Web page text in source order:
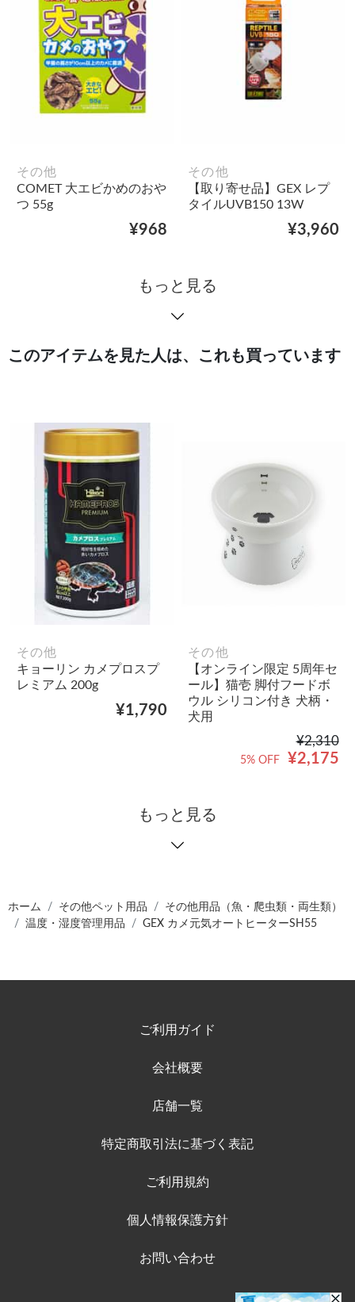
その他
COMET 大エビかめのおや
つ 55g
¥968
その他
【取り寄せ品】GEX レプ
タイルUVB150 13W
¥3,960
もっと見る
このアイテムを見た人は、これも買っています
その他
キョーリン カメプロスプ
レミアム 200g
¥1,790
その他
【オンライン限定 5周年セ
ール】猫壱 脚付フードボ
ウル シリコン付き 犬柄・
犬用
¥2,310
¥2,175
5% OFF
もっと見る
ホーム その他ペット用品
その他用品（魚・爬虫類・両生類）
温度・湿度管理用品
GEX カメ元気オートヒーターSH55
ご利用ガイド
会社概要
店舗一覧
特定商取引法に基づく表記
ご利用規約
個人情報保護方針
お問い合わせ